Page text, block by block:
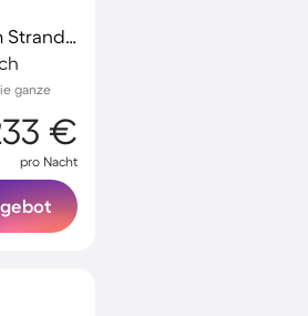
Charmantes Ferienhaus mit Garten | Nah am Strand | Haustiere sind willkommen
ganze
€
pro Nacht